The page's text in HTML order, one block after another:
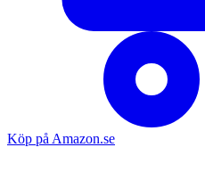
Köp på Amazon.se